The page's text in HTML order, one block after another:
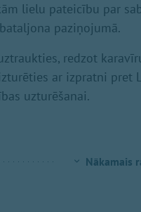
lielu pateicību par
paziņojumā.
redzot
ar izpratni pret
uzturēšanai.
Nākamais